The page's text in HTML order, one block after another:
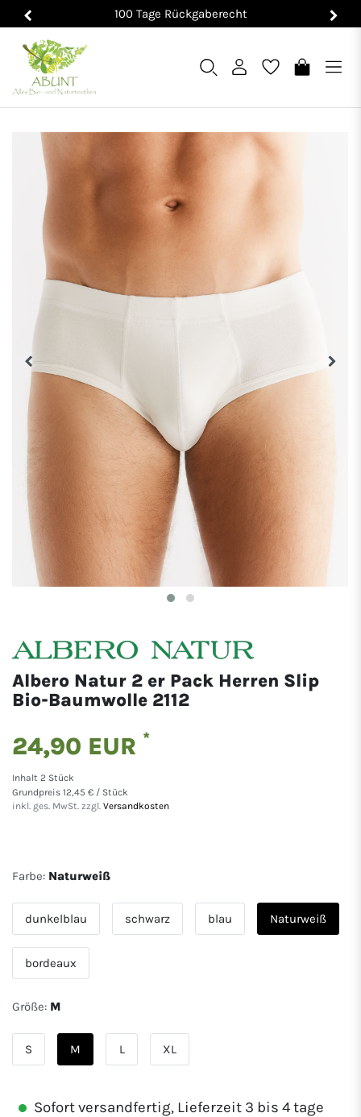
100 Tage Rückgaberecht
Albero Natur 2 er Pack Herren Slip
Bio-Baumwolle 2112
24,90 EUR *
Inhalt 2 Stück
Grundpreis 12,45 € / Stück
inkl. ges. MwSt. zzgl. Versandkosten
Farbe: Naturweiß
dunkelblau schwarz blau Naturweiß
bordeaux
Größe: M
S M L XL
Sofort versandfertig, Lieferzeit 3 bis 4 tage